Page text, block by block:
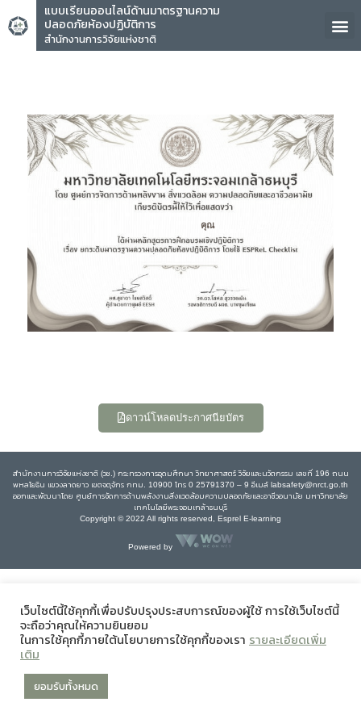
แบบเรียนออนไลน์ด้านมาตรฐานความ
ปลอดภัยห้องปฏิบัติการ
สำนักงานการวิจัยแห่งชาติ
คุณ
ดาวน์โหลดประกาศนียบัตร
สำนักงานการวิจัยแห่งชาติ (วช.) กระทรวงการอุดมศึกษา วิทยาศาสตร์ วิจัยและนวัตกรรม เลขที่ 196 ถนน
พหลโยธิน แขวงลาดยาว เขตจตุจักร กทม. 10900 โทร 0 25791370 – 9 อีเมล์ labsafety@nrct.go.th
ออกและพัฒนาโดย ศูนย์การจัดการด้านพลังงานสิ่งแวดล้อมความปลอดภัยและอาชีวอนามัย มหาวิทยาลัย
เทคโนโลยีพระจอมเกล้าธนบุรี
Copyright © 2022 All rights reserved, Esprel E-learning
Powered by
เว็บไซต์นี้ใช้คุกกี้เพื่อปรับปรุงประสบการณ์ของผู้ใช้ การใช้เว็บไซต์นี้
จะถือว่าคุณให้ความยินยอม
ในการใช้คุกกี้ภายใต้นโยบายการใช้คุกกี้ของเรา รายละเอียดเพิ่ม
เติม
ยอมรับทั้งหมด